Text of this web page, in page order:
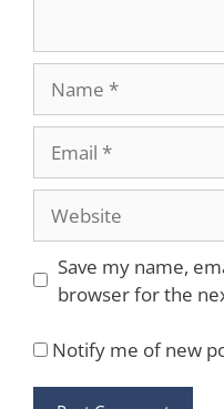
Website
Save my name,
browser for the
Notify me of new